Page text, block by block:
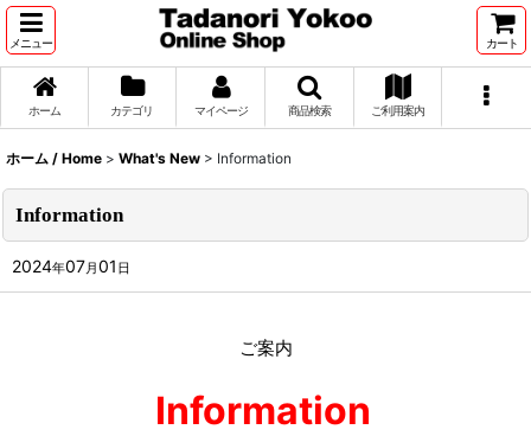
メニュー カート
ホーム カテゴリ マイページ 商品検索 ご利用案内
ホーム / Home > What's New > Information
Information
2024年07月01 日
ご案内
Information